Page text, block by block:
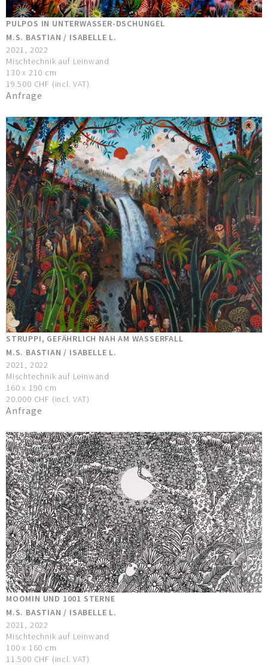
PULPOS IN UNTERWASSER-DSCHUNGEL
M.S. BASTIAN / ISABELLE L.
2021, 2022
Mischtechnik auf Leinwand
130 x 210 cm
19.500 CHF (incl. VAT)
Anfrage
STRUPPI, GEFÄHRLICH NAH AM WASSERFALL
M.S. BASTIAN / ISABELLE L.
2021, 2022
Mischtechnik auf Leinwand
160 x 190 cm
20.000 CHF (incl. VAT)
Anfrage
MOOMIN UND 1001 STERNE
M.S. BASTIAN / ISABELLE L.
2021, 2022
Mischtechnik auf Leinwand
100 x 160 cm
11.500 CHF (incl. VAT)